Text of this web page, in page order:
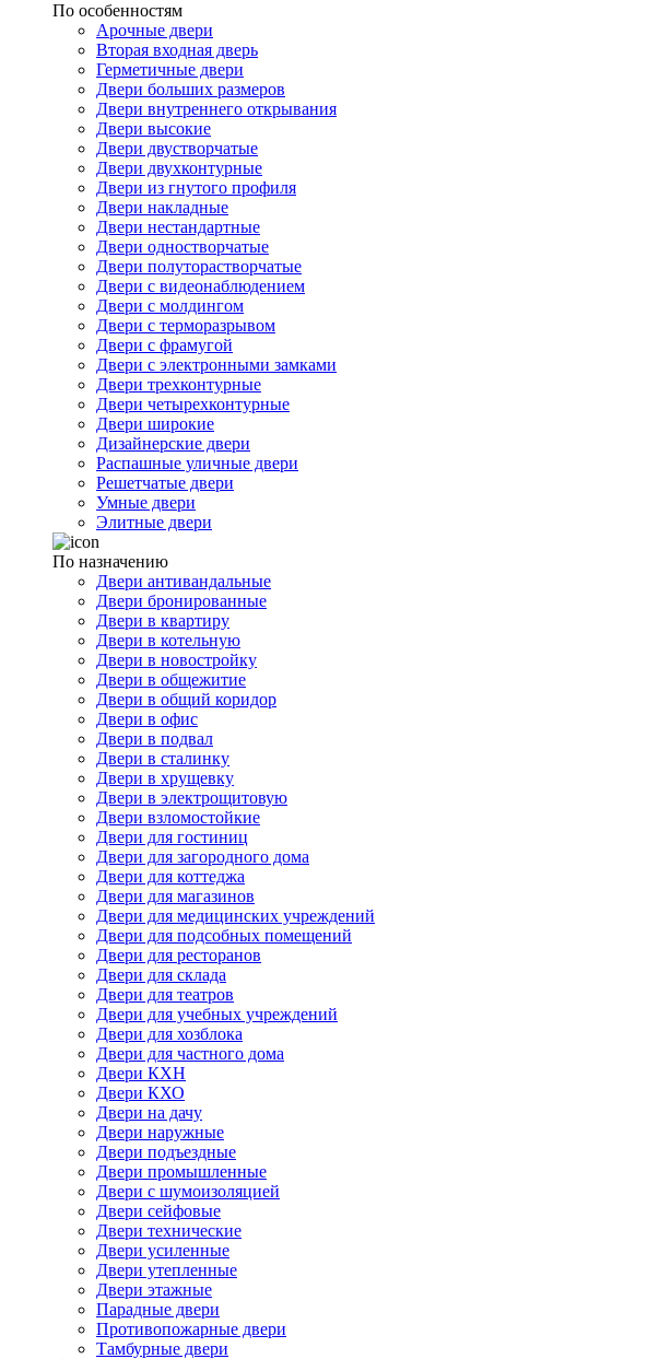
По особенностям
Арочные двери
Вторая входная дверь
Герметичные двери
Двери больших размеров
Двери внутреннего открывания
Двери высокие
Двери двустворчатые
Двери двухконтурные
Двери из гнутого профиля
Двери накладные
Двери нестандартные
Двери одностворчатые
Двери полуторастворчатые
Двери с видеонаблюдением
Двери с молдингом
Двери с терморазрывом
Двери с фрамугой
Двери с электронными замками
Двери трехконтурные
Двери четырехконтурные
Двери широкие
Дизайнерские двери
Распашные уличные двери
Решетчатые двери
Умные двери
Элитные двери
По назначению
Двери антивандальные
Двери бронированные
Двери в квартиру
Двери в котельную
Двери в новостройку
Двери в общежитие
Двери в общий коридор
Двери в офис
Двери в подвал
Двери в сталинку
Двери в хрущевку
Двери в электрощитовую
Двери взломостойкие
Двери для гостиниц
Двери для загородного дома
Двери для коттеджа
Двери для магазинов
Двери для медицинских учреждений
Двери для подсобных помещений
Двери для ресторанов
Двери для склада
Двери для театров
Двери для учебных учреждений
Двери для хозблока
Двери для частного дома
Двери КХН
Двери КХО
Двери на дачу
Двери наружные
Двери подъездные
Двери промышленные
Двери с шумоизоляцией
Двери сейфовые
Двери технические
Двери усиленные
Двери утепленные
Двери этажные
Парадные двери
Противопожарные двери
Тамбурные двери